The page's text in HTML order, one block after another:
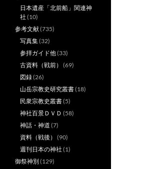
日本遺産「北前船」関連神
社 (10)
参考文献(735)
写真集(32)
参拝ガイド他(33)
古資料（戦前） (69)
図録(26)
山岳宗教史研究叢書(18)
民衆宗教史叢書(5)
神社百景ＤＶＤ (58)
神話・神道 (7)
資料（戦後） (90)
週刊日本の神社 (1)
御祭神別 (129)